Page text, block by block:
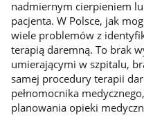
nadmiernym cierpieniem
pacjenta. W Polsce, jak
wiele problemów z
terapią daremną. To brak
umierającymi w szpitalu,
samej procedury terapii
pełnomocnika
planowania opieki